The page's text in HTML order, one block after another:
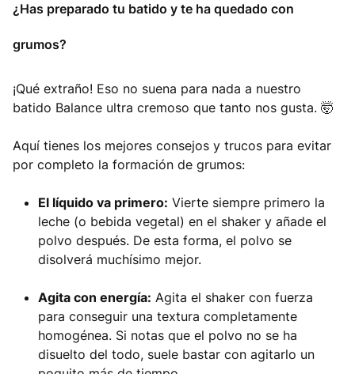
¿Has preparado tu batido y te ha quedado con
grumos?
¡Qué extraño! Eso no suena para nada a nuestro
batido Balance ultra cremoso que tanto nos gusta. 🤯
Aquí tienes los mejores consejos y trucos para evitar
por completo la formación de grumos:
El líquido va primero: Vierte siempre primero la
leche (o bebida vegetal) en el shaker y añade el
polvo después. De esta forma, el polvo se
disolverá muchísimo mejor.
Agita con energía: Agita el shaker con fuerza
para conseguir una textura completamente
homogénea. Si notas que el polvo no se ha
disuelto del todo, suele bastar con agitarlo un